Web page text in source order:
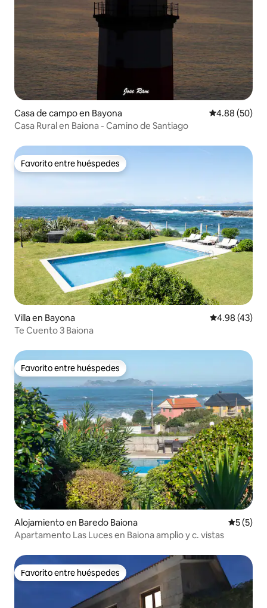
Casa de campo en Bayona Calificación
4.88 (50)
Casa Rural en Baiona - Camino de Santiago
Favorito entre huéspedes
Favorito entre huéspedes
Villa en Bayona Calificación
4.98 (43)
Te Cuento 3 Baiona
Favorito entre huéspedes
Favorito entre huéspedes
Alojamiento en Baredo Baiona
5 (5)
Apartamento Las Luces en Baiona amplio y c. vistas
Favorito entre huéspedes
Favorito entre huéspedes